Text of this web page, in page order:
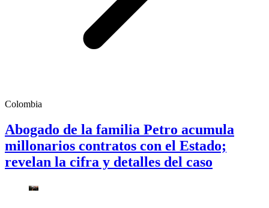
Colombia
Abogado de la familia Petro acumula
millonarios contratos con el Estado;
revelan la cifra y detalles del caso